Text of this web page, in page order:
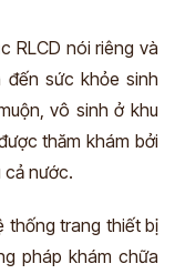
RLCD nói riêng và
sức khỏe sinh
vô sinh ở khu
thăm khám bởi
cả nước.
thống trang thiết bị
pháp khám chữa